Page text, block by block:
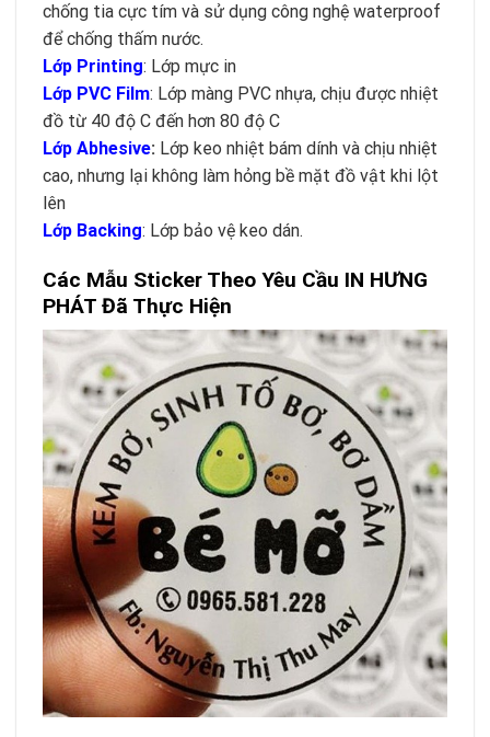
chống tia cực tím và sử dụng công nghệ waterproof
để chống thấm nước.
Lớp Printing: Lớp mực in
Lớp PVC Film: Lớp màng PVC nhựa, chịu được nhiệt
đồ từ 40 độ C đến hơn 80 độ C
Lớp Abhesive: Lớp keo nhiệt bám dính và chịu nhiệt
cao, nhưng lại không làm hỏng bề mặt đồ vật khi lột
lên
Lớp Backing: Lớp bảo vệ keo dán.
Các Mẫu Sticker Theo Yêu Cầu IN HƯNG
PHÁT Đã Thực Hiện